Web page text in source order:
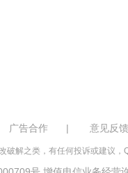
广告合作 | 意见反馈
破解之类，有任何投诉或建议